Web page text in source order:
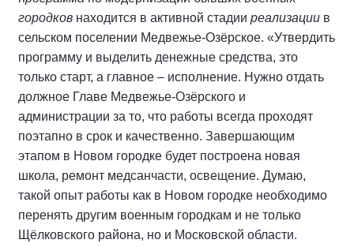
городков находится в активной стадии реализации в
сельском поселении Медвежье-Озёрское. «Утвердить
программу и выделить денежные средства, это
только старт, а главное – исполнение. Нужно отдать
должное Главе Медвежье-Озёрского и
администрации за то, что работы всегда проходят
поэтапно в срок и качественно. Завершающим
этапом в Новом городке будет построена новая
школа, ремонт медсанчасти, освещение. Думаю,
такой опыт работы как в Новом городке необходимо
перенять другим военным городкам и не только
Щёлковского района, но и Московской области.